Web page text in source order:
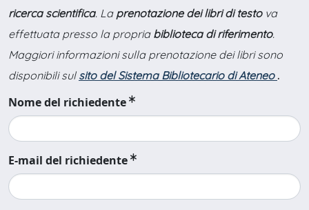
ricerca scientifica. La prenotazione dei libri di testova
effettuata presso la propria biblioteca di riferimento.
Maggiori informazioni sulla prenotazione dei libri sono
disponibili sul sito del Sistema Bibliotecario di Ateneo .
Nome del richiedente
E-mail del richiedente